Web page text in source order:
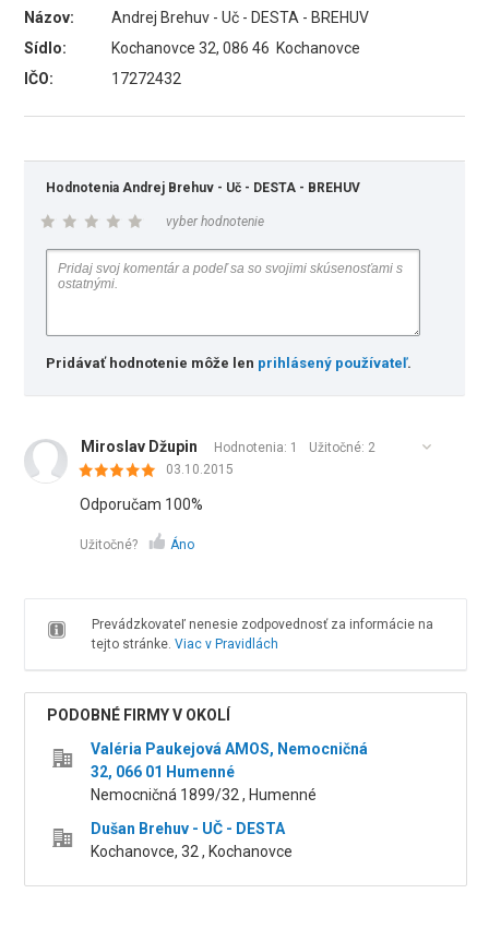
Názov:
Andrej Brehuv - Uč - DESTA - BREHUV
Sídlo:
Kochanovce 32, 086 46 Kochanovce
IČO:
17272432
Hodnotenia Andrej Brehuv - Uč - DESTA - BREHUV
vyber hodnotenie
Pridávať hodnotenie môže len prihlásený používateľ.
Miroslav Džupin Hodnotenia: 1 Užitočné: 2
03.10.2015
Odporučam 100%
Užitočné? Áno
Prevádzkovateľ nenesie zodpovednosť za informácie na
tejto stránke. Viac v Pravidlách
PODOBNÉ FIRMY V OKOLÍ
Valéria Paukejová AMOS, Nemocničná
32, 066 01 Humenné
Nemocničná 1899/32 , Humenné
Dušan Brehuv - UČ - DESTA
Kochanovce, 32 , Kochanovce